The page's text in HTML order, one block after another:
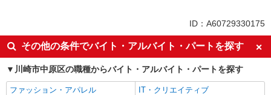
未経験歓迎
ミドル（40代～）活躍中
エルダー（50代～）活躍中
シニア（60代～）活躍中
土日祝休み
上場企業・上場企業のグループ会
社
ID：A60729330175
その他の条件でバイト・アルバイト・パートを探す
川崎市中原区の職種からバイト・アルバイト・パートを探す
ファッション・アパレル
IT・クリエイティブ